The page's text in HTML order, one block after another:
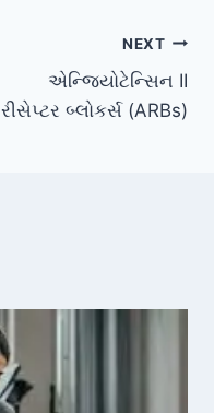
NEXT
એન્જિયોટેન્સિન II
રીસેપ્ટર બ્લોકર્સ (ARBs)